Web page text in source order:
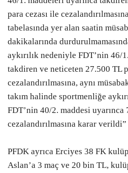
para cezası ile
tabelasında yer alan saatin
dakikalarında
aykırılık nedeniyle FDT’nin 46/
takdiren ve neticeten 27.500 TL
cezalandırılmasına, aynı
takım halinde sportmenliğe
FDT’nin 40/2. maddesi uyarınca
cezalandırılmasına karar
PFDK ayrıca Erciyes 38 FK
Aslan’a 3 maç ve 20 bin TL,